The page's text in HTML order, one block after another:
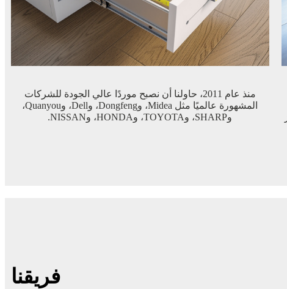
منذ عام 2011، حاولنا أن نصبح موردًا عالي الجودة للشركات
المشهورة عالميًا مثل Midea، وDongfeng، وDell، وQuanyou،
وSHARP، وTOYOTA، وHONDA، وNISSAN.
فريقنا